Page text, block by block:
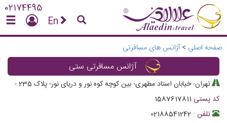
02174495
En
صفحه اصلی > آژانس های مسافرتی
آژانس مسافرتی ستی
تهران- خیابان استاد مطهری- بین کوچه کوه نور و دریای نور- پلاک 235
-
کد پستی 1587617811
تلفن : 02188541242